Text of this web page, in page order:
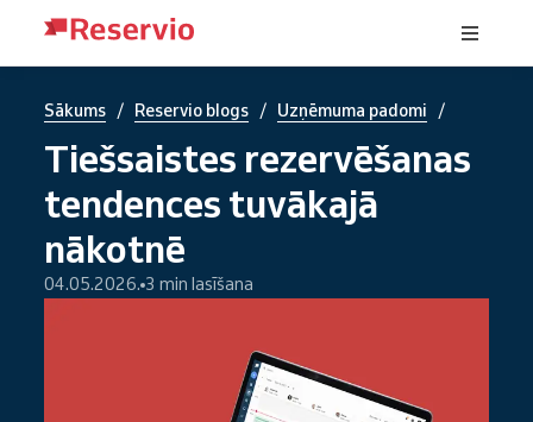
Sākums / Reservio blogs / Uzņēmuma padomi /
Tiešsaistes rezervēšanas
tendences tuvākajā
nākotnē
04.05.2026. 3 min lasīšana